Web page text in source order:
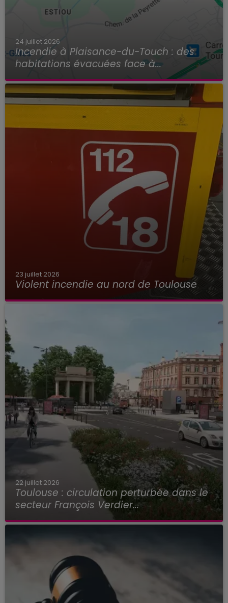
24 juillet 2026
Incendie à Plaisance-du-Touch : des
habitations évacuées face à...
23 juillet 2026
Violent incendie au nord de Toulouse
22 juillet 2026
Toulouse : circulation perturbée dans le
secteur François Verdier...